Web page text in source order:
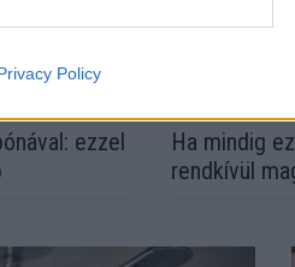
Policy
ezzel
Ha mindig
rendkívül